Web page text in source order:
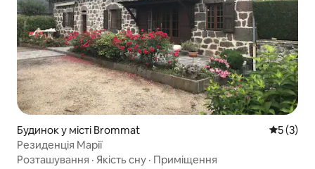
Будинок у місті Brommat Середня
5 (3)
Резиденція Марії
Розташування · Якість сну · Приміщення